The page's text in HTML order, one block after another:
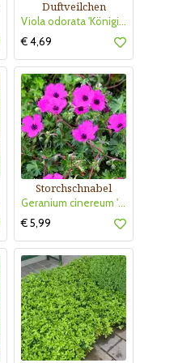
Duftveilchen
Viola odorata 'Königin Charlotte'
€ 4,69
Storchschnabel
Geranium cinereum 'Giuseppii'
€ 5,99